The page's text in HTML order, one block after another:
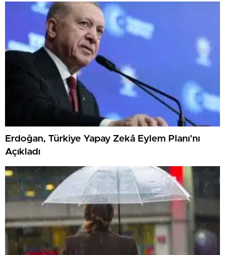
Erdoğan, Türkiye Yapay Zekâ Eylem Planı’nı
Açıkladı